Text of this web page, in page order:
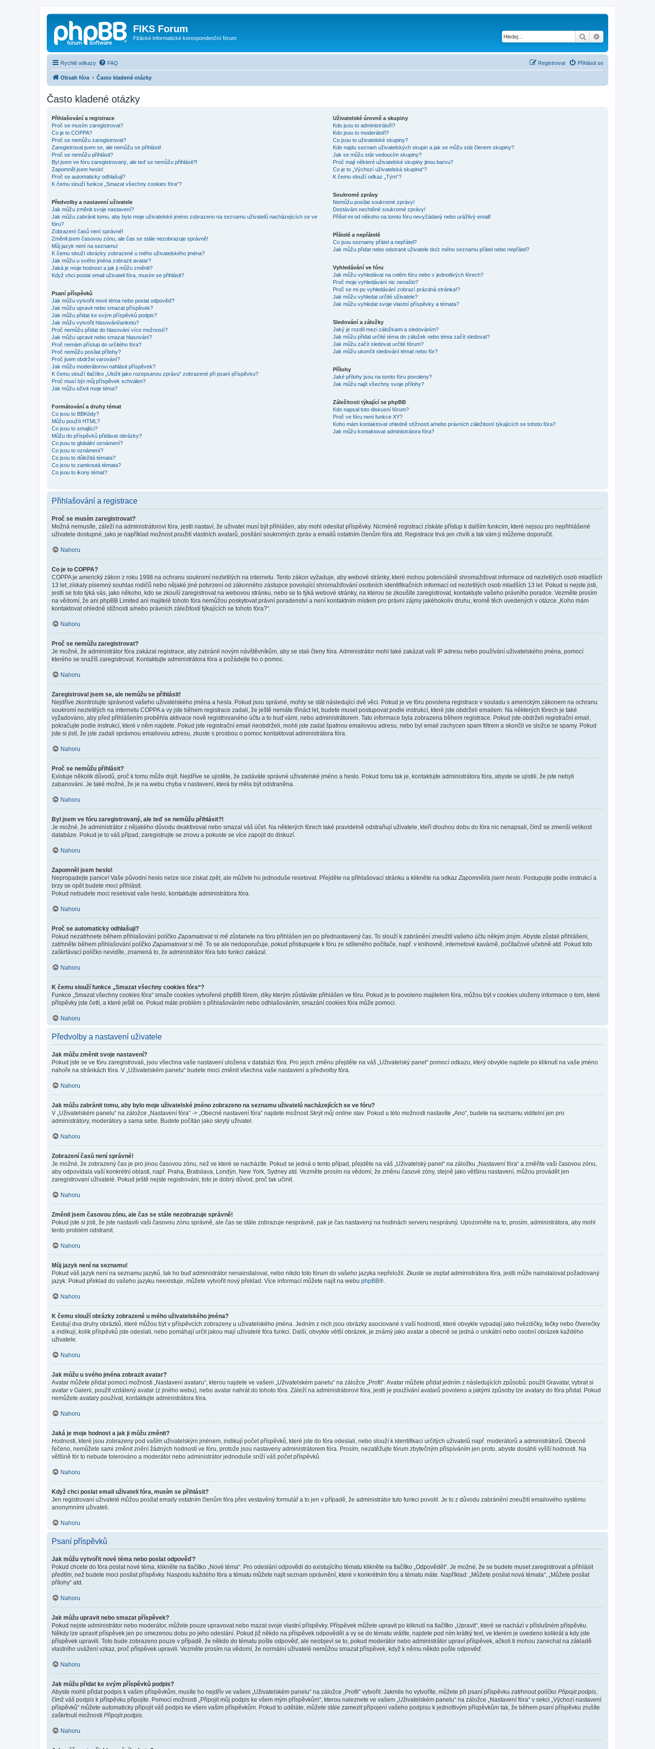
FIKS Forum
Fiťácké informatické korespondenční fórum Hledat
Rychlé odkazy FAQ Přihlásit se
Registrovat
Obsah fóra Často kladené otázky
Často kladené otázky
Přihlašování a registrace
Proč se musím zaregistrovat?
Co je to COPPA?
Proč se nemůžu zaregistrovat?
Zaregistroval jsem se, ale nemůžu se přihlásit!
Proč se nemůžu přihlásit?
Byl jsem ve fóru zaregistrovaný, ale teď se nemůžu přihlásit?!
Zapomněl jsem heslo!
Proč se automaticky odhlašuji?
K čemu slouží funkce „Smazat všechny cookies fóra“?
Předvolby a nastavení uživatele
Jak můžu změnit svoje nastavení?
Jak můžu zabránit tomu, aby bylo moje uživatelské jméno zobrazeno na seznamu uživatelů nacházejících se ve
fóru?
Zobrazení časů není správné!
Změnil jsem časovou zónu, ale čas se stále nezobrazuje správně!
Můj jazyk není na seznamu!
K čemu slouží obrázky zobrazené u mého uživatelského jména?
Jak můžu u svého jména zobrazit avatar?
Jaká je moje hodnost a jak ji můžu změnit?
Když chci poslat email uživateli fóra, musím se přihlásit?
Psaní příspěvků
Jak můžu vytvořit nové téma nebo poslat odpověď?
Jak můžu upravit nebo smazat příspěvek?
Jak můžu přidat ke svým příspěvků podpis?
Jak můžu vytvořit hlasování/anketu?
Proč nemůžu přidat do hlasování více možností?
Jak můžu upravit nebo smazat hlasování?
Proč nemám přístup do určitého fóra?
Proč nemůžu posílat přílohy?
Proč jsem obdržel varování?
Jak můžu moderátorovi nahlásit příspěvek?
K čemu slouží tlačítko „Uložit jako rozepsanou zprávu“ zobrazené při psaní příspěvku?
Proč musí být můj příspěvek schválen?
Jak můžu oživit moje téma?
Formátování a druhy témat
Co jsou to BBKódy?
Můžu použít HTML?
Co jsou to smajlíci?
Můžu do příspěvků přidávat obrázky?
Co jsou to globální oznámení?
Co jsou to oznámení?
Co jsou to důležitá témata?
Co jsou to zamknutá témata?
Co jsou to ikony témat?
Uživatelské úrovně a skupiny
Kdo jsou to administrátoři?
Kdo jsou to moderátoři?
Co jsou to uživatelské skupiny?
Kde najdu seznam uživatelských skupin a jak se můžu stát členem skupiny?
Jak se můžu stát vedoucím skupiny?
Proč mají některé uživatelské skupiny jinou barvu?
Co je to „Výchozí uživatelská skupina“?
K čemu slouží odkaz „Tým“?
Soukromé zprávy
Nemůžu posílat soukromé zprávy!
Dostávám nechtěné soukromé zprávy!
Přišel mi od někoho na tomto fóru nevyžádaný nebo urážlivý email!
Přátelé a nepřátelé
Co jsou seznamy přátel a nepřátel?
Jak můžu přidat nebo odstranit uživatele do/z mého seznamu přátel nebo nepřátel?
Vyhledávání ve fóru
Jak můžu vyhledávat na celém fóru nebo v jednotlivých fórech?
Proč moje vyhledávání nic nenašlo?
Proč se mi po vyhledávání zobrazí prázdná stránka!?
Jak můžu vyhledat určité uživatele?
Jak můžu vyhledat svoje vlastní příspěvky a témata?
Sledování a záložky
Jaký je rozdíl mezi záložkami a sledováním?
Jak můžu přidat určité téma do záložek nebo téma začít sledovat?
Jak můžu začít sledovat určité fórum?
Jak můžu ukončit sledování témat nebo fór?
Přílohy
Jaké přílohy jsou na tomto fóru povoleny?
Jak můžu najít všechny svoje přílohy?
Záležitosti týkající se phpBB
Kdo napsal toto diskusní fórum?
Proč ve fóru není funkce XY?
Koho mám kontaktovat ohledně stížnosti a/nebo právních záležitostí týkajících se tohoto fóra?
Jak můžu kontaktovat administrátora fóra?
Přihlašování a registrace
Proč se musím zaregistrovat?
Možná nemusíte, záleží na administrátorovi fóra, jestli nastaví, že uživatel musí být přihlášen, aby mohl odesílat příspěvky. Nicméně registrací získáte přístup k dalším funkcím, které nejsou pro nepřihlášené
uživatele dostupné, jako je například možnost použití vlastních avatarů, posílání soukromých zpráv a emailů ostatním členům fóra atd. Registrace trvá jen chvíli a tak vám ji můžeme doporučit.
Nahoru
Co je to COPPA?
COPPA je americký zákon z roku 1998 na ochranu soukromí nezletilých na internetu. Tento zákon vyžaduje, aby webové stránky, které mohou potenciálně shromažďovat informace od nezletilých osob mladších
13 let, získaly písemný souhlas rodičů nebo nějaké jiné potvrzení od zákonného zástupce povolující shromažďování osobních identifikačních informací od nezletilých osob mladších 13 let. Pokud si nejste jisti,
jestli se toto týká vás, jako někoho, kdo se zkouší zaregistrovat na webovou stránku, nebo se to týká webové stránky, na kterou se zkoušíte zaregistrovat, kontaktujte vašeho právního poradce. Vezměte prosím
na vědomí, že ani phpBB Limited ani majitelé tohoto fóra nemůžou poskytovat právní poradenství a není kontaktním místem pro právní zájmy jakéhokoliv druhu, kromě těch uvedených v otázce „Koho mám
kontaktovat ohledně stížnosti a/nebo právních záležitostí týkajících se tohoto fóra?“.
Nahoru
Proč se nemůžu zaregistrovat?
Je možné, že administrátor fóra zakázal registrace, aby zabránil novým návštěvníkům, aby se stali členy fóra. Administrátor mohl také zakázat vaši IP adresu nebo používání uživatelského jména, pomocí
kterého se snažíš zaregistrovat. Kontaktujte administrátora fóra a požádejte ho o pomoc.
Nahoru
Zaregistroval jsem se, ale nemůžu se přihlásit!
Nejdříve zkontrolujte správnost vašeho uživatelského jména a hesla. Pokud jsou správné, mohly se stát následující dvě věci. Pokud je ve fóru povolena registrace v souladu s americkým zákonem na ochranu
soukromí nezletilých na internetu COPPA a vy jste během registrace zadali, že ještě nemáte třináct let, budete muset postupovat podle instrukcí, které jste obdrželi emailem. Na některých fórech je také
vyžadováno, aby před přihlášením proběhla aktivace nově registrovaného účtu a to buď vámi, nebo administrátorem. Tato informace byla zobrazena během registrace. Pokud jste obdrželi registrační email,
pokračujte podle instrukcí, které v něm najdete. Pokud jste registrační email neobdrželi, mohli jste zadat špatnou emailovou adresu, nebo byl email zachycen spam filtrem a skončil ve složce se spamy. Pokud
jste si jistí, že jste zadali správnou emailovou adresu, zkuste s prosbou o pomoc kontaktovat administrátora fóra.
Nahoru
Proč se nemůžu přihlásit?
Existuje několik důvodů, proč k tomu může dojít. Nejdříve se ujistěte, že zadáváte správné uživatelské jméno a heslo. Pokud tomu tak je, kontaktujte administrátora fóra, abyste se ujistili, že jste nebyli
zabanováni. Je také možné, že je na webu chyba v nastavení, která by měla být odstraněna.
Nahoru
Byl jsem ve fóru zaregistrovaný, ale teď se nemůžu přihlásit?!
Je možné, že administrátor z nějakého důvodu deaktivoval nebo smazal váš účet. Na některých fórech také pravidelně odstraňují uživatele, kteří dlouhou dobu do fóra nic nenapsali, čímž se zmenší velikost
databáze. Pokud je to váš případ, zaregistrujte se znovu a pokuste se více zapojit do diskuzí.
Nahoru
Zapomněl jsem heslo!
Nepropadejte panice! Vaše původní heslo nelze sice získat zpět, ale můžete ho jednoduše resetovat. Přejděte na přihlašovací stránku a klikněte na odkaz Zapomněl/a jsem heslo . Postupujte podle instrukcí a
brzy se opět budete moci přihlásit.
Pokud nebudete moci resetovat vaše heslo, kontaktujte administrátora fóra.
Nahoru
Proč se automaticky odhlašuji?
Pokud nezatrhnete během přihlašování políčko Zapamatovat si mě zůstanete na fóru přihlášen jen po přednastavený čas. To slouží k zabránění zneužití vašeho účtu někým jiným. Abyste zůstali přihlášeni,
zatrhněte během přihlašování políčko Zapamatovat si mě . To se ale nedoporučuje, pokud přistupujete k fóru ze sdíleného počítače, např. v knihovně, internetové kavárně, počítačové učebně atd. Pokud toto
zaškrtávací políčko nevidíte, znamená to, že administrátor fóra tuto funkci zakázal.
Nahoru
K čemu slouží funkce „Smazat všechny cookies fóra“?
Funkce „Smazat všechny cookies fóra“ smaže cookies vytvořené phpBB fórem, díky kterým zůstáváte přihlášen ve fóru. Pokud je to povoleno majitelem fóra, můžou být v cookies uloženy informace o tom, které
příspěvky jste četli, a které ještě ne. Pokud máte problém s přihlašováním nebo odhlašováním, smazání cookies fóra může pomoci.
Nahoru
Předvolby a nastavení uživatele
Jak můžu změnit svoje nastavení?
Pokud jste se ve fóru zaregistrovali, jsou všechna vaše nastavení uložena v databázi fóra. Pro jejich změnu přejděte na váš „Uživatelský panel“ pomocí odkazu, který obvykle najdete po kliknutí na vaše jméno
nahoře na stránkách fóra. V „Uživatelském panelu“ budete moci změnit všechna vaše nastavení a předvolby fóra.
Nahoru
Jak můžu zabránit tomu, aby bylo moje uživatelské jméno zobrazeno na seznamu uživatelů nacházejících se ve fóru?
V „Uživatelském panelu“ na záložce „Nastavení fóra“ -> „Obecné nastavení fóra“ najdete možnost Skrýt můj online stav. Pokud u této možnosti nastavíte „Ano“, budete na seznamu viditelní jen pro
administrátory, moderátory a sama sebe. Budete počítán jako skrytý uživatel.
Nahoru
Zobrazení časů není správné!
Je možné, že zobrazený čas je pro jinou časovou zónu, než ve které se nacházíte. Pokud se jedná o tento případ, přejděte na váš „Uživatelský panel“ na záložku „Nastavení fóra“ a změňte vaši časovou zónu,
aby odpovídala vaší konkrétní oblasti, např. Praha, Bratislava, Londýn, New York, Sydney atd. Vezměte prosím na vědomí, že změnu časové zóny, stejně jako většinu nastavení, můžou provádět jen
zaregistrovaní uživatelé. Pokud ještě nejste registrováni, toto je dobrý důvod, proč tak učinit.
Nahoru
Změnil jsem časovou zónu, ale čas se stále nezobrazuje správně!
Pokud jste si jisti, že jste nastavili vaši časovou zónu správně, ale čas se stále zobrazuje nesprávně, pak je čas nastavený na hodinách serveru nesprávný. Upozorněte na to, prosím, administrátora, aby mohl
tento problém odstranit.
Nahoru
Můj jazyk není na seznamu!
Pokud váš jazyk není na seznamu jazyků, tak ho buď administrátor nenainstaloval, nebo nikdo toto fórum do vašeho jazyka nepřeložil. Zkuste se zeptat administrátora fóra, jestli může nainstalovat požadovaný
jazyk. Pokud překlad do vašeho jazyku neexistuje, můžete vytvořit nový překlad. Více informací můžete najít na webu phpBB®.
Nahoru
K čemu slouží obrázky zobrazené u mého uživatelského jména?
Existují dva druhy obrázků, které můžou být v příspěvcích zobrazeny u uživatelského jména. Jedním z nich jsou obrázky asociované s vaší hodností, které obvykle vypadají jako hvězdičky, tečky nebo čtverečky
a indikují, kolik příspěvků jste odeslali, nebo pomáhají určit jakou mají uživatelé fóra funkci. Další, obvykle větší obrázek, je známý jako avatar a obecně se jedná o unikátní nebo osobní obrázek každého
uživatele.
Nahoru
Jak můžu u svého jména zobrazit avatar?
Avatar můžete přidat pomocí možnosti „Nastavení avataru“, kterou najdete ve vašem „Uživatelském panelu“ na záložce „Profil“. Avatar můžete přidat jedním z následujících způsobů: použít Gravatar, vybrat si
avatar v Galerii, použít vzdálený avatar (z jiného webu), nebo avatar nahrát do tohoto fóra. Záleží na administrátorovi fóra, jestli je používání avatarů povoleno a jakými způsoby lze avatary do fóra přidat. Pokud
nemůžete avatary používat, kontaktujte administrátora fóra.
Nahoru
Jaká je moje hodnost a jak ji můžu změnit?
Hodnosti, které jsou zobrazeny pod vaším uživatelským jménem, indikují počet příspěvků, které jste do fóra odeslali, nebo slouží k identifikaci určitých uživatelů např. moderátorů a administrátorů. Obecně
řečeno, nemůžete sami změnit znění žádných hodností ve fóru, protože jsou nastaveny administrátorem fóra. Prosím, nezatěžujte fórum zbytečným přispíváním jen proto, abyste dosáhli vyšší hodnosti. Na
většině fór to nebude tolerováno a moderátor nebo administrátor jednoduše sníží váš počet příspěvků.
Nahoru
Když chci poslat email uživateli fóra, musím se přihlásit?
Jen registrovaní uživatelé můžou posílat emaily ostatním členům fóra přes vestavěný formulář a to jen v případě, že administrátor tuto funkci povolil. Je to z důvodu zabránění zneužití emailového systému
anonymními uživateli.
Nahoru
Psaní příspěvků
Jak můžu vytvořit nové téma nebo poslat odpověď?
Pokud chcete do fóra poslat nové téma, klikněte na tlačítko „Nové téma“. Pro odeslání odpovědi do existujícího tématu klikněte na tlačítko „Odpovědět“. Je možné, že se budete muset zaregistrovat a přihlásit
předtím, než budete moci posílat příspěvky. Naspodu každého fóra a tématu můžete najít seznam oprávnění, které v konkrétním fóru a tématu máte. Například: „Můžete posílat nová témata“, „Můžete posílat
přílohy“ atd.
Nahoru
Jak můžu upravit nebo smazat příspěvek?
Pokud nejste administrátor nebo moderátor, můžete pouze upravovat nebo mazat svoje vlastní příspěvky. Příspěvek můžete upravit po kliknutí na tlačítko „Upravit“, které se nachází v příslušném příspěvku.
Někdy lze upravit příspěvek jen po omezenou dobu po jeho odeslání. Pokud již někdo na příspěvek odpověděl a vy se do tématu vrátíte, najdete pod ním krátký text, ve kterém je uvedeno kolikrát a kdy jste
příspěvek upravili. Toto bude zobrazeno pouze v případě, že někdo do tématu pošle odpověď, ale neobjeví se to, pokud moderátor nebo administrátor upraví příspěvek, ačkoli ti mohou zanechat na základě
vlastního uvážení vzkaz, proč příspěvek upravili. Vezměte prosím na vědomí, že normální uživatelé nemůžou smazat příspěvek, když k němu někdo pošle odpověď.
Nahoru
Jak můžu přidat ke svým příspěvků podpis?
Abyste mohli přidat podpis k vašim příspěvkům, musíte ho nejdřív ve vašem „Uživatelském panelu“ na záložce „Profil“ vytvořit. Jakmile ho vytvoříte, můžete při psaní příspěvku zatrhnout políčko Připojit podpis
čímž váš podpis k příspěvku připojíte. Pomocí možnosti „Připojit můj podpis ke všem mým příspěvkům“, kterou naleznete ve vašem „Uživatelském panelu“ na záložce „Nastavení fóra“ v sekci „Výchozí nastavení
příspěvků“ můžete automaticky připojit váš podpis ke všem vašim příspěvkům. Pokud to uděláte, můžete stále zamezit připojení vašeho podpisu k jednotlivým příspěvkům tak, že během psaní příspěvku zrušíte
zaškrtnutí možnosti Připojit podpis
Nahoru